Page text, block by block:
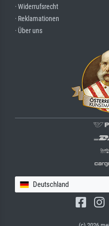
· Widerrufsrecht
· Reklamationen
· Über uns
Deutschland